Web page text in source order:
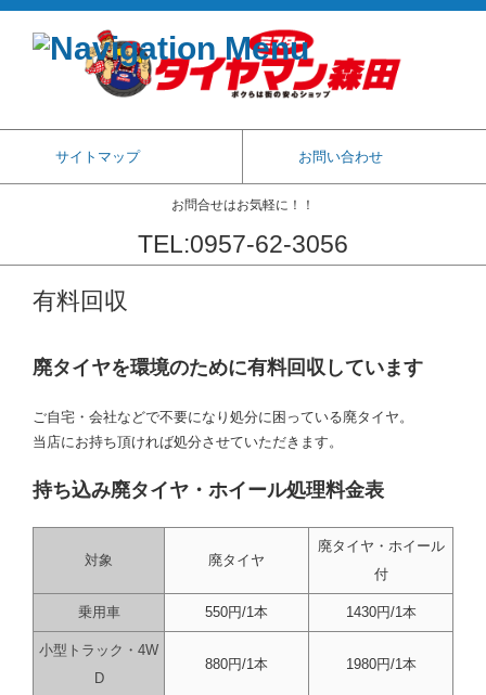
サイトマップ お問い合わせ
お問合せはお気軽に！！
TEL:0957-62-3056
コンテンツに移動
有料回収
廃タイヤを環境のために有料回収しています
ご自宅・会社などで不要になり処分に困っている廃タイヤ。
当店にお持ち頂ければ処分させていただきます。
持ち込み廃タイヤ・ホイール処理料金表
対象 廃タイヤ
廃タイヤ・ホイール
付
乗用車 550円/1本 1430円/1本
小型トラック・4W
D
880円/1本 1980円/1本